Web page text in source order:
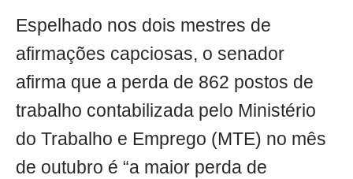
Espelhado nos dois mestres de
afirmações capciosas, o senador
afirma que a perda de 862 postos de
trabalho contabilizada pelo Ministério
do Trabalho e Emprego (MTE) no mês
de outubro é “a maior perda de